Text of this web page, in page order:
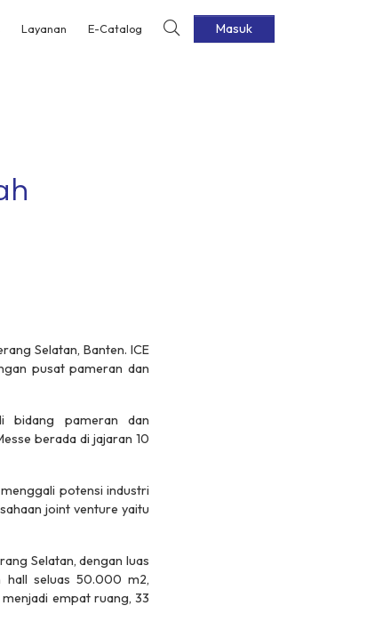
Layanan E-Catalog Masuk
Selatan, Banten. ICE
pusat pameran dan
bidang pameran dan
berada di jajaran 10
potensi industri
joint venture yaitu
Selatan, dengan luas
hall seluas 50.000 m2,
empat ruang, 33